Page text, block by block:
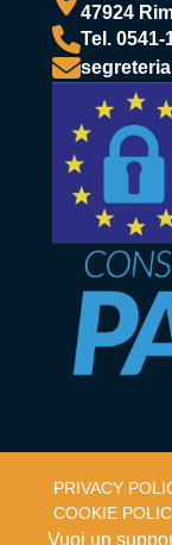
47924
Tel. 0541-
PRIVACY
COOKIE
Vuoi un